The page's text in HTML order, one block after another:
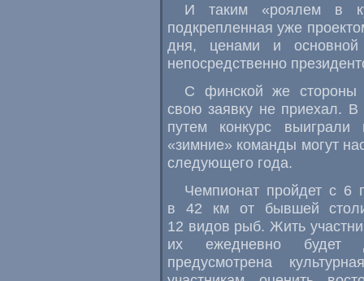
И таким «роялем в
подкрепленная уже
дня, ценами и
непосредственно
С финской же стороны
свою заявку не приехал. В
путем конкурс
«зимние» команды могут
следующего года.
Чемпионат пройдет с 6
в 42 км от бывшей
12 видов рыб. Жить
их ежедневно будет
предусмотрена